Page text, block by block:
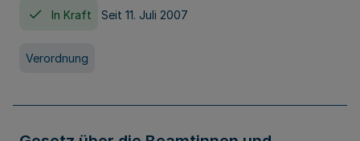
In Kraft Seit 11. Juli 2007
Verordnung